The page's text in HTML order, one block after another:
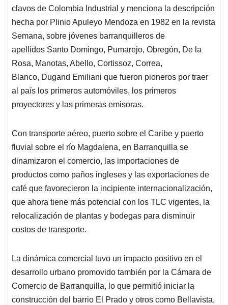
clavos de Colombia Industrial y menciona la descripción
hecha por Plinio Apuleyo Mendoza en 1982 en la revista
Semana, sobre jóvenes barranquilleros de
apellidos Santo Domingo, Pumarejo, Obregón, De la
Rosa, Manotas, Abello, Cortissoz, Correa,
Blanco, Dugand Emiliani que fueron pioneros por traer
al país los primeros automóviles, los primeros
proyectores y las primeras emisoras.
Con transporte aéreo, puerto sobre el Caribe y puerto
fluvial sobre el río Magdalena, en Barranquilla se
dinamizaron el comercio, las importaciones de
productos como paños ingleses y las exportaciones de
café que favorecieron la incipiente internacionalización,
que ahora tiene más potencial con los TLC vigentes, la
relocalización de plantas y bodegas para disminuir
costos de transporte.
La dinámica comercial tuvo un impacto positivo en el
desarrollo urbano promovido también por la Cámara de
Comercio de Barranquilla, lo que permitió iniciar la
construcción del barrio El Prado y otros como Bellavista,